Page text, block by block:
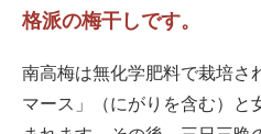
格派の梅干しです。
南高梅は無化学肥料で栽培さ
マース」（にがりを含む）と